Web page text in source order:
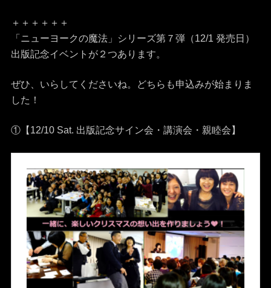
＋＋＋＋＋＋
「ニューヨークの魔法」シリーズ第７弾（12/1 発売日）
出版記念イベントが２つあります。
ぜひ、いらしてくださいね。どちらも申込みが始まりま
した！
①【12/10 Sat. 出版記念サイン会・講演会・親睦会】